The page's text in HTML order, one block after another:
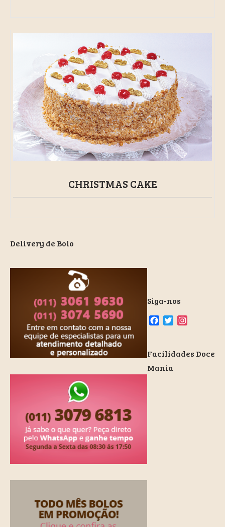
CHRISTMAS CAKE
Delivery de Bolo
Siga-nos
Facebook
Twitter
Facilidades Doce
Mania